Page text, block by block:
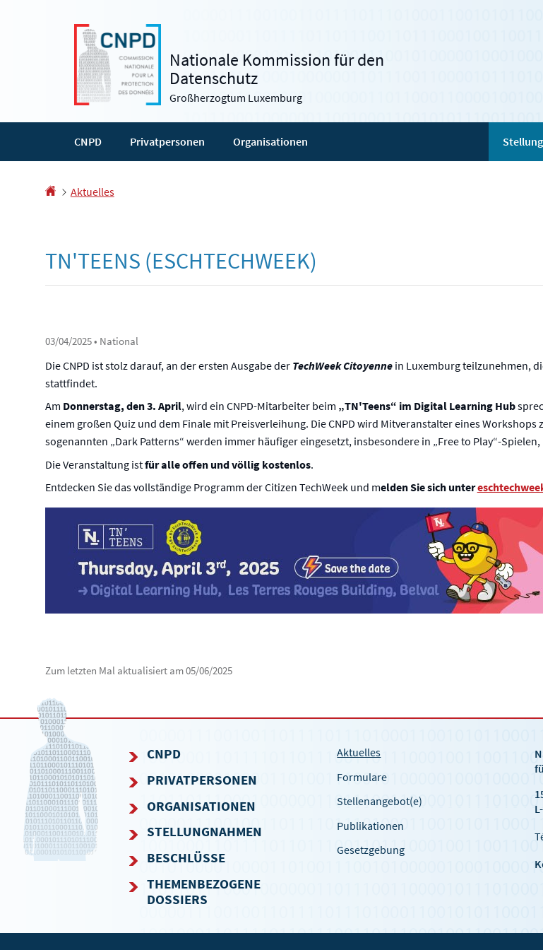
Nationale Kommission für den
Datenschutz
Großherzogtum Luxemburg
CNPD Privatpersonen Organisationen
Startseite
Aktuelles
TN'TEENS (ESCHTECHWEEK)
03/04/2025• National
Die CNPD ist stolz darauf, an der ersten Ausgabe der TechWeek Citoyennein Luxemburg teilzunehmen,
stattfindet.
Am Donnerstag, den 3. April, wird ein CNPD-Mitarbeiter beim „TN'Teens“ im Digital Learning Hub
einem großen Quiz und dem Finale mit Preisverleihung. Die CNPD wird Mitveranstalter eines
sogenannten „Dark Patterns“ werden immer häufiger eingesetzt, insbesondere in „Free to Play“-
Die Veranstaltung istfür alle offen und völlig kostenlos.
Entdecken Sie das vollständige Programm der Citizen TechWeek und melden Sie sich unter
Zum letzten Mal aktualisiert am05/06/2025
NAVIGATIONSMENÜ
CNPD
PRIVATPERSONEN
ORGANISATIONEN
STELLUNGNAHMEN
BESCHLÜSSE
THEMENBEZOGENE
DOSSIERS
Aktuelles
Formulare
Stellenangebot(e)
Publikationen
Gesetzgebung